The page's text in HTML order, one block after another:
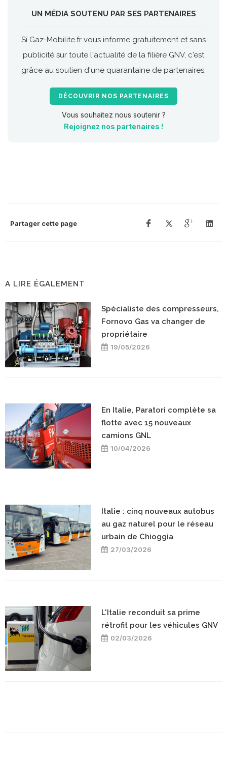
UN MÉDIA SOUTENU PAR SES PARTENAIRES
Si Gaz-Mobilite.fr vous informe gratuitement et sans
publicité sur toute l'actualité de la filière GNV, c'est
grâce au soutien d'une quarantaine de partenaires.
DÉCOUVRIR NOS PARTENAIRES
Vous souhaitez nous soutenir ?
Rejoignez nos partenaires !
Partager cette page
A LIRE ÉGALEMENT
Spécialiste des compresseurs,
Fornovo Gas va changer de
propriétaire
19/05/2026
En Italie, Paratori complète sa
flotte avec 15 nouveaux
camions GNL
10/04/2026
Italie : cinq nouveaux autobus
au gaz naturel pour le réseau
urbain de Chioggia
27/03/2026
L'Italie reconduit sa prime
rétrofit pour les véhicules GNV
02/03/2026